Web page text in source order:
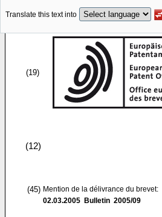
Translate this text into
(19)
(12)
(45) Mention de la délivrance du brevet:
02.03.2005 Bulletin 2005/09